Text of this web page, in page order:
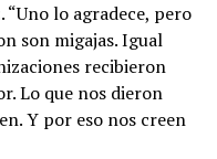
“Uno lo agradece, pero
son migajas. Igual
recibieron
Lo que nos dieron
Y por eso nos creen